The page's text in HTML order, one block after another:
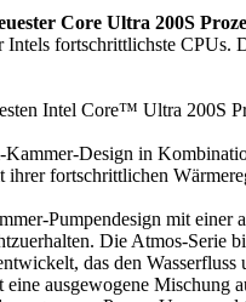
Core Ultra 200S
fortschrittlichste CPUs.
Intel Core™ Ultra 200S
Design in
fortschrittlichen
Pumpendesign mit
Die Atmos-Serie
das den
ausgewogene Mischung